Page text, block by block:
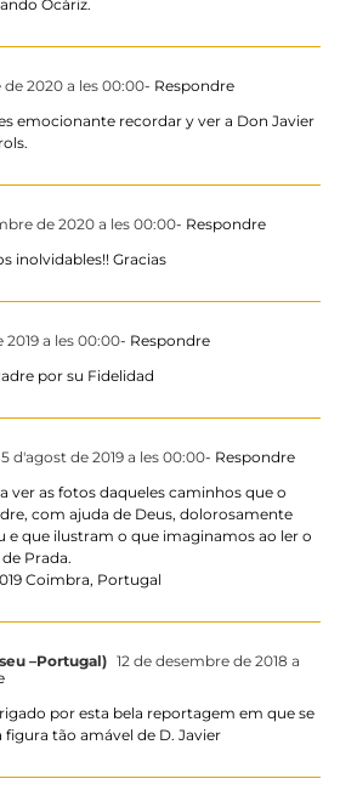
Ocàriz.
2020 a les 00:00- Respondre
emocionante recordar y ver a Don Javier
de 2020 a les 00:00- Respondre
inolvidables!! Gracias
2019 a les 00:00- Respondre
por su Fidelidad
5 d'agost de 2019 a les 00:00- Respondre
ver as fotos daqueles caminhos que o
com ajuda de Deus, dolorosamente
e que ilustram o que imaginamos ao ler o
Prada.
Coimbra, Portugal
–Portugal) 12 de desembre de 2018 a
por esta bela reportagem em que se
figura tão amável de D. Javier